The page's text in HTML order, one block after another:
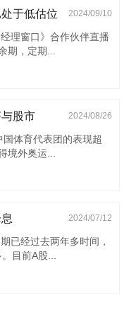
于低估位
2024/09/10
理窗口》合作伙伴直播
期，定期...
股市 2024/08/26
体育代表团的表现超
境外奥运...
2024/07/12
已经过去两年多时间，
目前A股...